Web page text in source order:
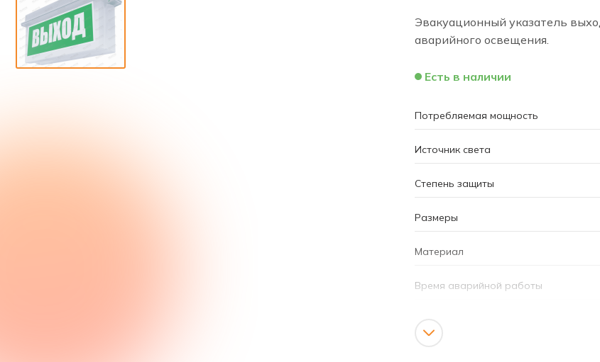
Эвакуационный указатель
аварийного освещения.
Есть в наличии
Потребляемая мощность
Источник света
Степень защиты
Размеры
Материал
Время аварийной работы